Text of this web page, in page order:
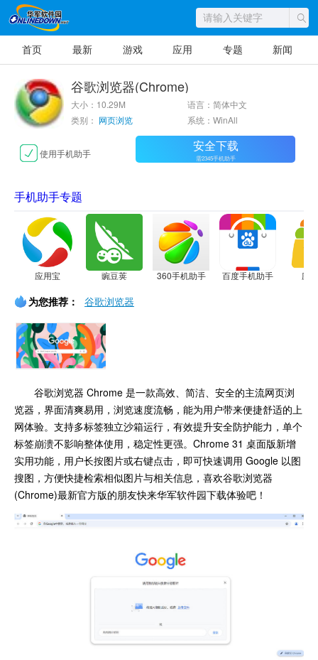
首页 最新 游戏 应用 专题 新闻
谷歌浏览器(Chrome)
大小：10.29M
语言：简体中文
类别： 网页浏览 系统：WinAll
使用手机助手 安全下载
需2345手机助手
手机助手专题
应用宝 豌豆荚 360手机助手 百度手机助手 应
为您推荐： 谷歌浏览器
谷歌浏览器 Chrome 是一款高效、简洁、安全的主流网页浏
览器，界面清爽易用，浏览速度流畅，能为用户带来便捷舒适的上
网体验。支持多标签独立沙箱运行，有效提升安全防护能力，单个
标签崩溃不影响整体使用，稳定性更强。Chrome 31 桌面版新增
实用功能，用户长按图片或右键点击，即可快速调用 Google 以图
搜图，方便快捷检索相似图片与相关信息，喜欢谷歌浏览器
(Chrome)最新官方版的朋友快来华军软件园下载体验吧！